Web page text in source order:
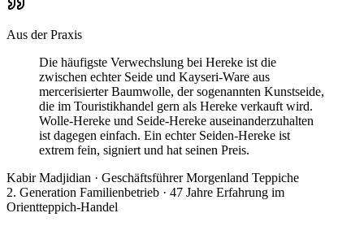
Aus der Praxis
Die häufigste Verwechslung bei Hereke ist die
zwischen echter Seide und Kayseri-Ware aus
mercerisierter Baumwolle, der sogenannten Kunstseide,
die im Touristikhandel gern als Hereke verkauft wird.
Wolle-Hereke und Seide-Hereke auseinanderzuhalten
ist dagegen einfach. Ein echter Seiden-Hereke ist
extrem fein, signiert und hat seinen Preis.
Kabir Madjidian · Geschäftsführer Morgenland Teppiche
2. Generation Familienbetrieb · 47 Jahre Erfahrung im
Orientteppich-Handel